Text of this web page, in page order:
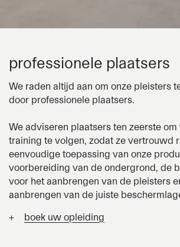
professionele plaatsers
We raden altijd aan om onze pleisters
door professionele plaatsers.
We adviseren plaatsers ten zeerste om
training te volgen, zodat ze vertrouwd
eenvoudige toepassing van onze
voorbereiding van de ondergrond, de
voor het aanbrengen van de pleisters
aanbrengen van de juiste
+
boek uw opleiding